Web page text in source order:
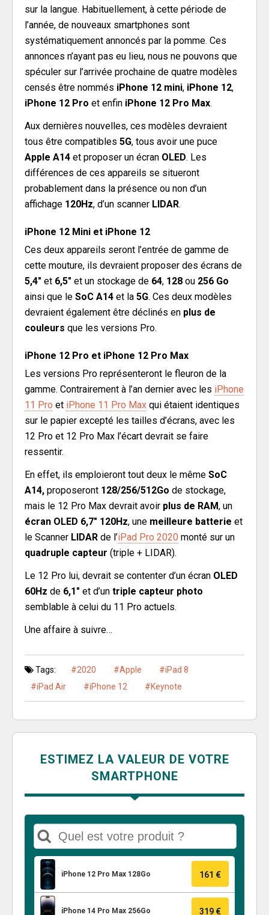
sur la langue. Habituellement, à cette période de
l’année, de nouveaux smartphones sont
systématiquement annoncés par la pomme. Ces
annonces n’ayant pas eu lieu, nous ne pouvons que
spéculer sur l’arrivée prochaine de quatre modèles
censés être nommés iPhone 12 mini, iPhone 12,
iPhone 12 Pro et enfin iPhone 12 Pro Max.
Aux dernières nouvelles, ces modèles devraient
tous être compatibles 5G, tous avoir une puce
Apple A14 et proposer un écran OLED. Les
différences de ces appareils se situeront
probablement dans la présence ou non d’un
affichage 120Hz, d’un scanner LIDAR.
iPhone 12 Mini et iPhone 12
Ces deux appareils seront l’entrée de gamme de
cette mouture, ils devraient proposer des écrans de
5,4″ et 6,5″ et un stockage de 64, 128 ou 256 Go
ainsi que le SoC A14 et la 5G. Ces deux modèles
devraient également être déclinés en plus de
couleurs que les versions Pro.
iPhone 12 Pro et iPhone 12 Pro Max
Les versions Pro représenteront le fleuron de la
gamme. Contrairement à l’an dernier avec les iPhone
11 Pro et iPhone 11 Pro Max qui étaient identiques
sur le papier excepté les tailles d’écrans, avec les
12 Pro et 12 Pro Max l’écart devrait se faire
ressentir.
En effet, ils emploieront tout deux le même SoC
A14, proposeront 128/256/512Go de stockage,
mais le 12 Pro Max devrait avoir plus de RAM, un
écran OLED 6,7″ 120Hz, une meilleure batterie et
le Scanner LIDAR de l’iPad Pro 2020 monté sur un
quadruple capteur (triple + LIDAR).
Le 12 Pro lui, devrait se contenter d’un écran OLED
60Hz de 6,1″ et d’un triple capteur photo
semblable à celui du 11 Pro actuels.
Une affaire à suivre…
Tags: 2020 Apple
iPad 8
iPad Air
iPhone 12 Keynote
ESTIMEZ LA VALEUR DE VOTRE
SMARTPHONE